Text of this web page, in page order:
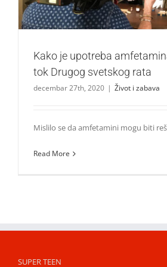
Kako je upotreba
tok Drugog svetskog rata
decembar 27th, 2020 | Život i zabava
Mislilo se da amfetamini mogu biti
Read More
SUPER TEEN